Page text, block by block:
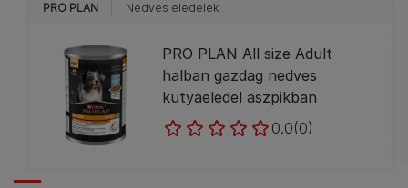
PRO PLAN Nedves eledelek
PRO PLAN All size Adult
halban gazdag nedves
kutyaeledel aszpikban
0.0(0)